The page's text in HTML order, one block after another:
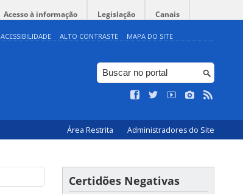
Acesso à informação Legislação Canais
ACESSIBILIDADE ALTO CONTRASTE MAPA DO SITE
Área Restrita Administradores do Site
Certidões Negativas